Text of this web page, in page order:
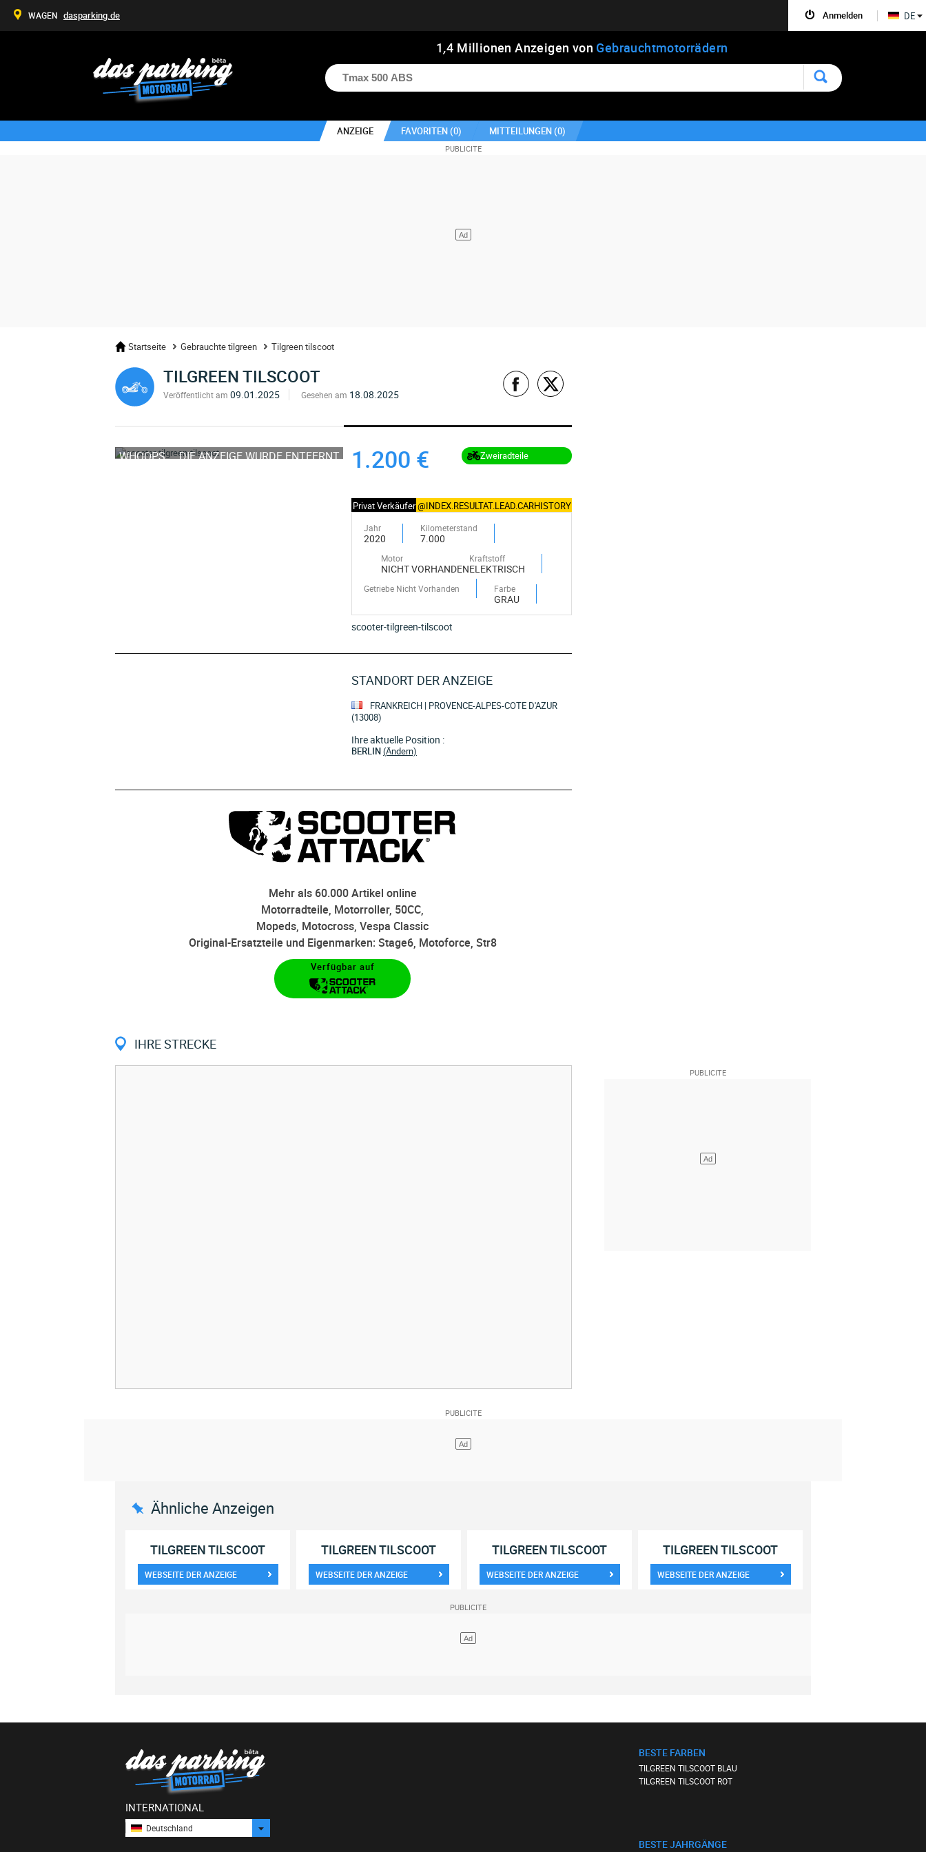
1,4 Millionen Anzeigen von Gebrauchtmotorrädern
ANZEIGE FAVORITEN (0) MITTEILUNGEN (0)
Startseite Gebrauchte tilgreen Tilgreen tilscoot
TILGREEN TILSCOOT
Veröffentlicht am 09.01.2025 Gesehen am 18.08.2025
WHOOPS ... DIE ANZEIGE WURDE ENTFERNT 1.200 € Zweiradteile
Privat Verkäufer@INDEX.RESULTAT.LEAD.CARHISTORY
Jahr
2020
Kilometerstand
7.000
Motor
NICHT VORHANDEN
Kraftstoff
ELEKTRISCH
Getriebe Nicht Vorhanden Farbe
GRAU
scooter-tilgreen-tilscoot
STANDORT DER ANZEIGE
FRANKREICH | PROVENCE-ALPES-COTE D'AZUR
(13008)
Ihre aktuelle Position :
BERLIN(Ändern)
Mehr als 60.000 Artikel online
Motorradteile, Motorroller, 50CC,
Mopeds, Motocross, Vespa Classic
Original-Ersatzteile und Eigenmarken: Stage6, Motoforce, Str8
Verfügbar auf
IHRE STRECKE
Ähnliche Anzeigen
TILGREEN TILSCOOT
WEBSEITE DER ANZEIGE
TILGREEN TILSCOOT
WEBSEITE DER ANZEIGE
TILGREEN TILSCOOT
WEBSEITE DER ANZEIGE
TILGREEN TILSCOOT
WEBSEITE DER ANZEIGE
INTERNATIONAL
Deutschland
BESTE FARBEN
TILGREEN TILSCOOT BLAU
TILGREEN TILSCOOT ROT
BESTE JAHRGÄNGE
Anmelden
WAGEN dasparking.de DE